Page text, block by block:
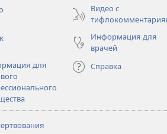
Видео с
Информация для
врачей
для
Справка